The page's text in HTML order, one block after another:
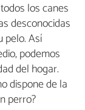
los canes
desconocidas
pelo. Así
podemos
del hogar.
dispone de la
perro?